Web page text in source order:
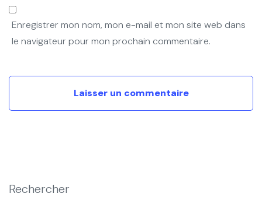
Enregistrer mon nom, mon e-mail et mon site web dans
le navigateur pour mon prochain commentaire.
Rechercher